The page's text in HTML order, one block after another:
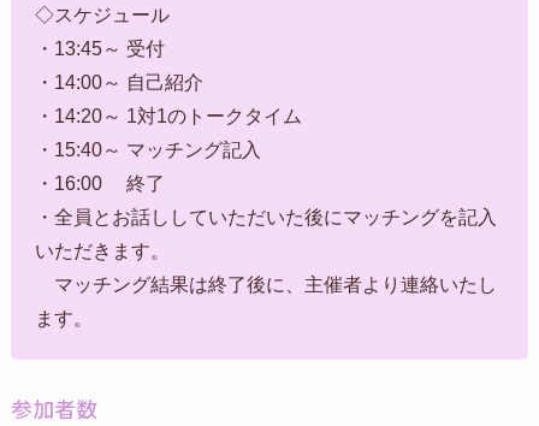
◇スケジュール
・13:45～ 受付
・14:00～ 自己紹介
・14:20～ 1対1のトークタイム
・15:40～ マッチング記入
・16:00 終了
・全員とお話ししていただいた後にマッチングを記入
いただきます。
マッチング結果は終了後に、主催者より連絡いたし
ます。
参加者数